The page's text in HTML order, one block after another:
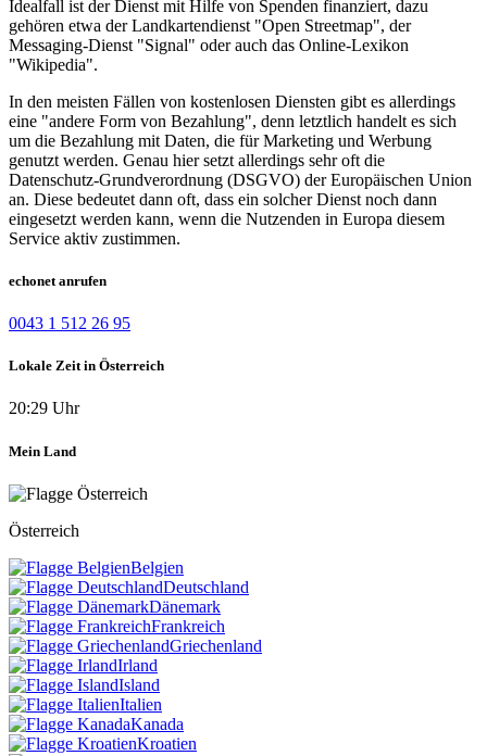
Idealfall ist der Dienst mit Hilfe von Spenden finanziert, dazu
gehören etwa der Landkartendienst "Open Streetmap", der
Messaging-Dienst "Signal" oder auch das Online-Lexikon
"Wikipedia".
In den meisten Fällen von kostenlosen Diensten gibt es allerdings
eine "andere Form von Bezahlung", denn letztlich handelt es sich
um die Bezahlung mit Daten, die für Marketing und Werbung
genutzt werden. Genau hier setzt allerdings sehr oft die
Datenschutz-Grundverordnung (DSGVO) der Europäischen Union
an. Diese bedeutet dann oft, dass ein solcher Dienst noch dann
eingesetzt werden kann, wenn die Nutzenden in Europa diesem
Service aktiv zustimmen.
echonet anrufen
0043 1 512 26 95
Lokale Zeit in Österreich
20:29 Uhr
Mein Land
Österreich
Belgien
Deutschland
Dänemark
Frankreich
Griechenland
Irland
Island
Italien
Kanada
Kroatien